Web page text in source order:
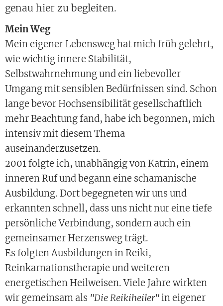
genau hier zu begleiten.
Mein Weg
Mein eigener Lebensweg hat mich früh gelehrt,
wie wichtig innere Stabilität,
Selbstwahrnehmung und ein liebevoller
Umgang mit sensiblen Bedürfnissen sind. Schon
lange bevor Hochsensibilität gesellschaftlich
mehr Beachtung fand, habe ich begonnen, mich
intensiv mit diesem Thema
auseinanderzusetzen.
2001 folgte ich, unabhängig von Katrin, einem
inneren Ruf und begann eine schamanische
Ausbildung. Dort begegneten wir uns und
erkannten schnell, dass uns nicht nur eine tiefe
persönliche Verbindung, sondern auch ein
gemeinsamer Herzensweg trägt.
Es folgten Ausbildungen in Reiki,
Reinkarnationstherapie und weiteren
energetischen Heilweisen. Viele Jahre wirkten
wir gemeinsam als "Die Reikiheiler"in eigener